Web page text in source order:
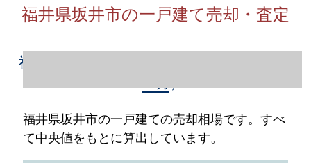
福井県坂井市の一戸建て売却・査定
福井県坂井市の一戸建て売却情報（2023年1
福井県坂井市の一戸建ての売却相場です。すべ
て中央値をもとに算出しています。